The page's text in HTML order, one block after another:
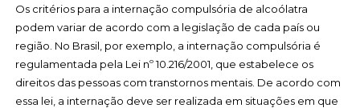
Os critérios para a internação compulsória de alcoólatra
podem variar de acordo com a legislação de cada país ou
região. No Brasil, por exemplo, a internação compulsória é
regulamentada pela Lei nº 10.216/2001, que estabelece os
direitos das pessoas com transtornos mentais. De acordo com
essa lei, a internação deve ser realizada em situações em que